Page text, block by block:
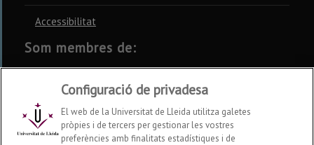
Accessibilitat
Som membres de:
CSUC REBIUN CRUE
Configuració de privadesa
El web de la Universitat de Lleida utilitza galetes
pròpies i de tercers per gestionar les vostres
preferències amb finalitats estadístiques i de